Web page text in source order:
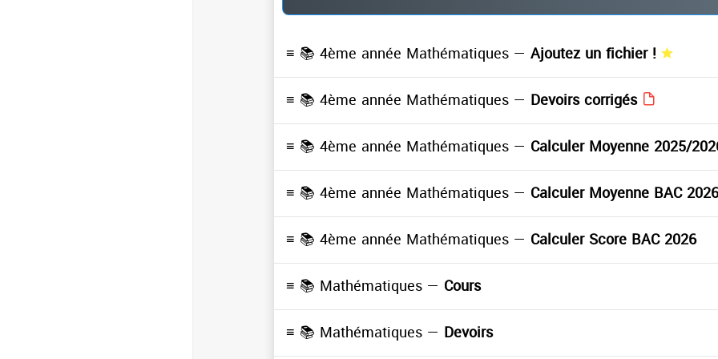
≡ 📚 4ème année Mathématiques — Ajoutez un fichier !
≡ 📚 4ème année Mathématiques — Devoirs corrigés
≡ 📚 4ème année Mathématiques — Calculer Moyenne 2025/
≡ 📚 4ème année Mathématiques — Calculer Moyenne BAC 2026
≡ 📚 4ème année Mathématiques — Calculer Score BAC 2026
≡ 📚 Mathématiques — Cours
≡ 📚 Mathématiques — Devoirs